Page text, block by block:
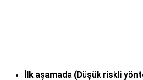
İlk aşamada (Düşük riskli